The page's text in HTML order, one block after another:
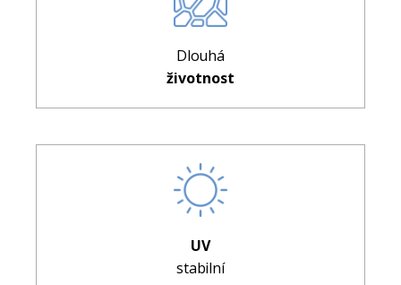
Dlouhá
životnost
UV
stabilní